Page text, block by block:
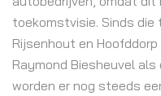
toekomstvisie. Sinds die
Rijsenhout en
Raymond Biesheuvel
worden er nog steeds